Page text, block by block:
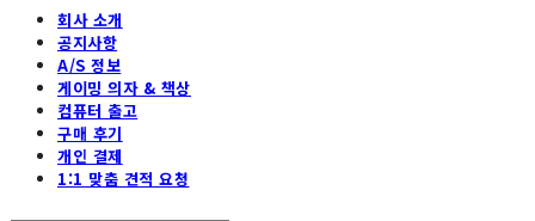
회사 소개
공지사항
A/S 정보
게이밍 의자 & 책상
컴퓨터 출고
구매 후기
개인 결제
1:1 맞춤 견적 요청